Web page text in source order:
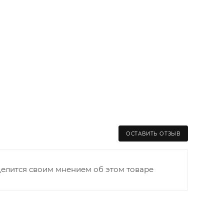
ОСТАВИТЬ ОТЗЫВ
своим мнением об этом товаре